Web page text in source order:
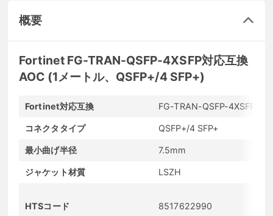
概要
Fortinet FG-TRAN-QSFP-4XSFP対応互換
AOC (1メートル、QSFP+/4 SFP+)
Fortinet対応互換 FG-TRAN-QSFP-4XSFP
コネクタタイプ QSFP+/4 SFP+
最小曲げ半径 7.5mm
ジャケット材質 LSZH
HTSコード 8517622990